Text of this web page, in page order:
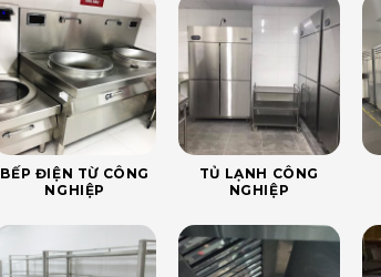
BẾP ĐIỆN TỪ CÔNG
NGHIỆP
TỦ LẠNH CÔNG
NGHIỆP